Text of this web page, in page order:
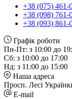
+38 (075) 461-
+38 (098) 761-
+38 (093) 861-
Графік роботи
Пн-Пт: з 10:00 до
Сб: з 10:00 до 17:00
Нд: з 11:00 до 15:00
Наша адреса
Просп. Лесі
E-mail